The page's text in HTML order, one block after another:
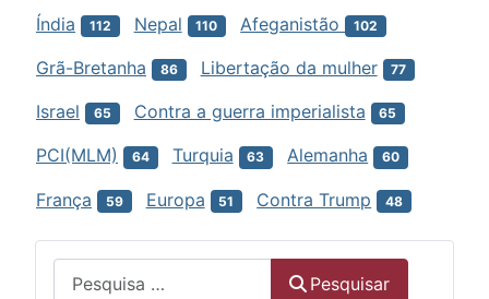
Índia 112 Nepal 110 Afeganistão 102
Grã-Bretanha 86 Libertação da mulher 77
Israel 65 Contra a guerra imperialista 65
PCI(MLM) 64 Turquia 63 Alemanha 60
França 59 Europa 51 Contra Trump 48
Pesquisar